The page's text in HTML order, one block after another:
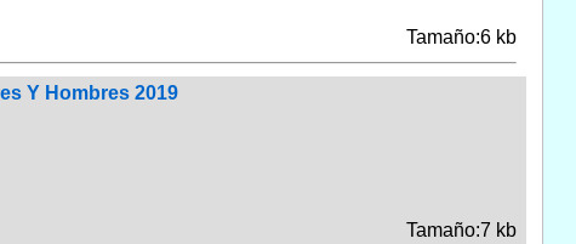
Tamaño:6 kb
Y Hombres 2019
Tamaño:7 kb